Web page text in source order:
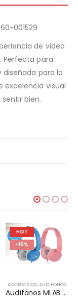
001529
de video
Perfecta para
para la
excelencia visual
bien.
HOT
-16%
ACCESORIOS,AUDIFONOS
Audífonos MLAB KID FRIENDLY WIRED & HANDS FREE